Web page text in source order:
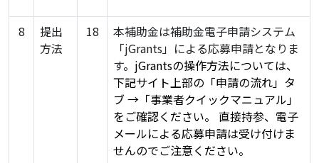
8
提出
方法
18
本補助金は補助金電子申請システム
「jGrants」による応募申請となりま
す。 jGrantsの操作方法については、
下記サイト上部の「申請の流れ」タ
ブ →「事業者クイックマニュアル」
をご確認ください。 直接持参、電子
メールによる応募申請は受け付けま
せんのでご注意ください。